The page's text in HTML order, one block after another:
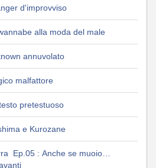
d'improvviso
alla moda del male
annuvolato
malfattore
pretestuoso
e Kurozane
Ep.05 : Anche se muoio…